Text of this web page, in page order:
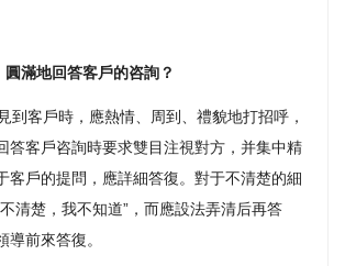
滿地回答客戶的咨詢？
客戶時，應熱情、周到、禮貌地打招呼，
答客戶咨詢時要求雙目注視對方，并集中精
客戶的提問，應詳細答復。對于不清楚的細
清楚，我不知道”，而應設法弄清后再答
導前來答復。